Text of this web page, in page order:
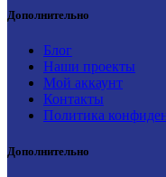
Дополнительно
Блог
Наши проекты
Мой аккаунт
Контакты
Политика
Дополнительно